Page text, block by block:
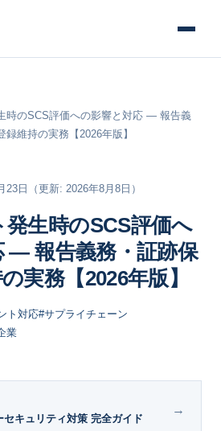
時のSCS評価への影響と対応 ― 報告義
録維持の実務【2026年版】
23日 （更新: 2026年8月8日）
生時のSCS評価へ
― 報告義務・証跡保
実務【2026年版】
ト対応#サプライチェーン
業
キュリティ対策 完全ガイド
→